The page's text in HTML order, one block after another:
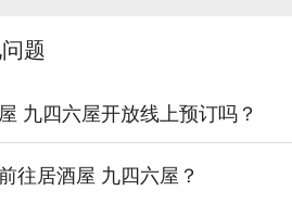
题
九四六屋开放线上预订吗？
往居酒屋 九四六屋？